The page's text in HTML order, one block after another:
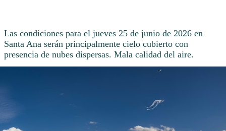
Las condiciones para el jueves 25 de junio de 2026 en
Santa Ana serán principalmente cielo cubierto con
presencia de nubes dispersas. Mala calidad del aire.